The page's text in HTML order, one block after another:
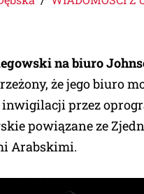
na biuro
że jego biuro
inwigilacji przez
powiązane ze
Arabskimi.